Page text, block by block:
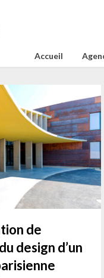
Accueil
de
design d’un